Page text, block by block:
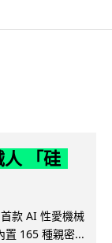
「硅
款 AI 性愛機械
置 165 種親密...